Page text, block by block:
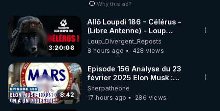
Why this ad?
3:20:08
Allô Loupdi 186 - Célérus -
(Libre Antenne) - Loup
Divergent 2026.08.06
Loup_Divergent_Reposts
8 hours ago
428 views
8:42
Episode 156 Analyse du 23
février 2025 Elon Musk :
Houston , on a un problème !
Sherpatheone
17 hours ago
286 views